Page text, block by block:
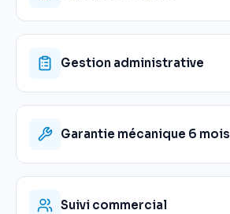
Gestion administrative
Garantie mécanique 6 mois
Suivi commercial